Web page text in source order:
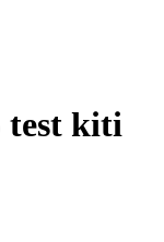
test kiti